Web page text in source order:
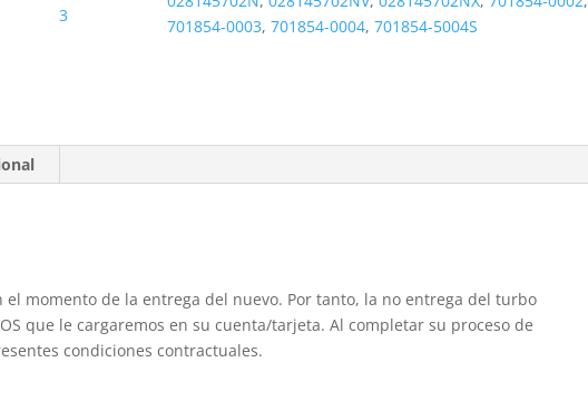
701854-0003,701854-0004,701854-5004S
momento de la entrega del nuevo. Por tanto, la no entrega del turbo
que le cargaremos en su cuenta/tarjeta. Al completar su proceso de
condiciones contractuales.